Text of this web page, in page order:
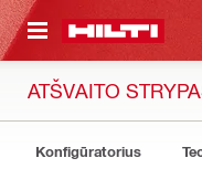
TURINIO
ATŠVAITO
Konfigūratorius